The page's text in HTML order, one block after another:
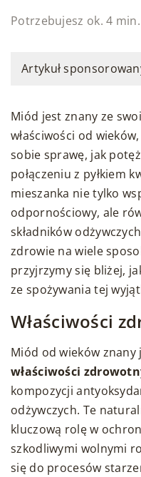
Potrzebujesz ok. 4
Artykuł
Miód jest znany ze
właściwości od
sobie sprawę, jak
połączeniu z pyłkiem
mieszanka nie tylko
odpornościowy, ale
składników
zdrowie na wiele
przyjrzymy się bliżej,
ze spożywania tej
Właściwości
Miód od wieków znany
właściwości
kompozycji
odżywczych. Te
kluczową rolę w
szkodliwymi wolnymi
się do procesów